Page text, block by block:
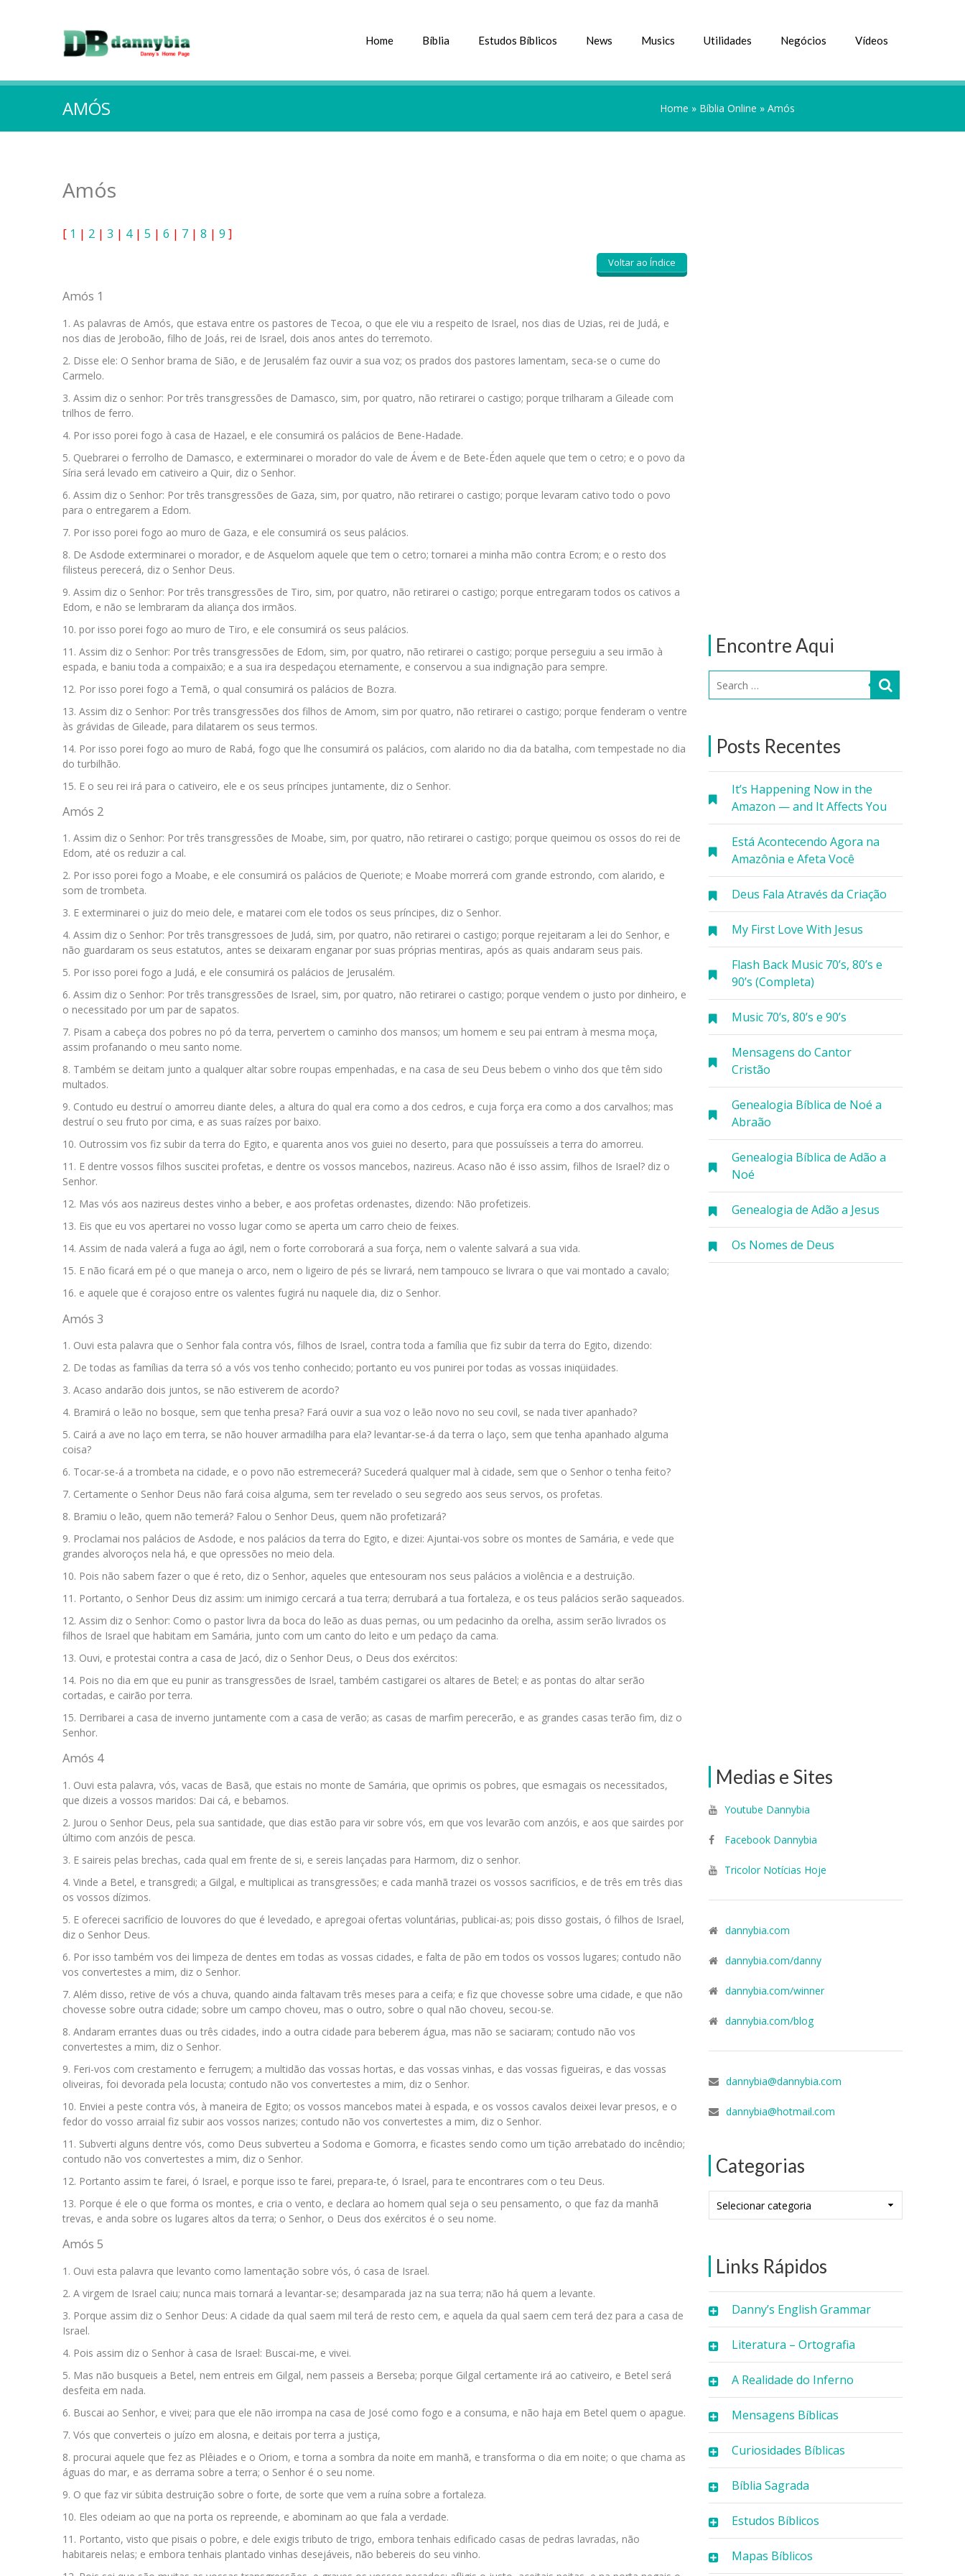
Home Bíblia Estudos Bíblicos News Musics Utilidades Negócios Vídeos
AMÓS Home » Bíblia Online » Amós
Encontre Aqui
Posts Recentes
It’s Happening Now in the
Amazon — and It Affects You
Está Acontecendo Agora na
Amazônia e Afeta Você
Deus Fala Através da Criação
My First Love With Jesus
Flash Back Music 70’s, 80’s e
90’s (Completa)
Music 70’s, 80’s e 90’s
Mensagens do Cantor
Cristão
Genealogia Bíblica de Noé a
Abraão
Genealogia Bíblica de Adão a
Noé
Genealogia de Adão a Jesus
Os Nomes de Deus
Medias e Sites
Youtube Dannybia
Facebook Dannybia
Tricolor Notícias Hoje
dannybia.com
dannybia.com/danny
dannybia.com/winner
dannybia.com/blog
dannybia@dannybia.com
dannybia@hotmail.com
Categorias
Links Rápidos
Danny’s English Grammar
Literatura – Ortografia
A Realidade do Inferno
Mensagens Bíblicas
Curiosidades Bíblicas
Bíblia Sagrada
Estudos Bíblicos
Mapas Bíblicos
Amós
[ 1 | 2 | 3 | 4| 5 | 6 | 7 | 8 | 9 ]
Voltar ao Índice
Amós 1
As palavras de Amós, que estava entre os pastores de Tecoa, o que ele viu a respeito de Israel, nos dias de Uzias, rei de Judá, e
nos dias de Jeroboão, filho de Joás, rei de Israel, dois anos antes do terremoto.
Disse ele: O Senhor brama de Sião, e de Jerusalém faz ouvir a sua voz; os prados dos pastores lamentam, seca-se o cume do
Carmelo.
Assim diz o senhor: Por três transgressões de Damasco, sim, por quatro, não retirarei o castigo; porque trilharam a Gileade com
trilhos de ferro.
Por isso porei fogo à casa de Hazael, e ele consumirá os palácios de Bene-Hadade.
Quebrarei o ferrolho de Damasco, e exterminarei o morador do vale de Ávem e de Bete-Éden aquele que tem o cetro; e o povo da
Síria será levado em cativeiro a Quir, diz o Senhor.
Assim diz o Senhor: Por três transgressões de Gaza, sim, por quatro, não retirarei o castigo; porque levaram cativo todo o povo
para o entregarem a Edom.
Por isso porei fogo ao muro de Gaza, e ele consumirá os seus palácios.
De Asdode exterminarei o morador, e de Asquelom aquele que tem o cetro; tornarei a minha mão contra Ecrom; e o resto dos
filisteus perecerá, diz o Senhor Deus.
Assim diz o Senhor: Por três transgressões de Tiro, sim, por quatro, não retirarei o castigo; porque entregaram todos os cativos a
Edom, e não se lembraram da aliança dos irmãos.
por isso porei fogo ao muro de Tiro, e ele consumirá os seus palácios.
Assim diz o Senhor: Por três transgressões de Edom, sim, por quatro, não retirarei o castigo; porque perseguiu a seu irmão à
espada, e baniu toda a compaixão; e a sua ira despedaçou eternamente, e conservou a sua indignação para sempre.
Por isso porei fogo a Temã, o qual consumirá os palácios de Bozra.
Assim diz o Senhor: Por três transgressões dos filhos de Amom, sim por quatro, não retirarei o castigo; porque fenderam o ventre
às grávidas de Gileade, para dilatarem os seus termos.
Por isso porei fogo ao muro de Rabá, fogo que lhe consumirá os palácios, com alarido no dia da batalha, com tempestade no dia
do turbilhão.
E o seu rei irá para o cativeiro, ele e os seus príncipes juntamente, diz o Senhor.
Amós 2
Assim diz o Senhor: Por três transgressões de Moabe, sim, por quatro, não retirarei o castigo; porque queimou os ossos do rei de
Edom, até os reduzir a cal.
Por isso porei fogo a Moabe, e ele consumirá os palácios de Queriote; e Moabe morrerá com grande estrondo, com alarido, e
som de trombeta.
E exterminarei o juiz do meio dele, e matarei com ele todos os seus príncipes, diz o Senhor.
Assim diz o Senhor: Por três transgressoes de Judá, sim, por quatro, não retirarei o castigo; porque rejeitaram a lei do Senhor, e
não guardaram os seus estatutos, antes se deixaram enganar por suas próprias mentiras, após as quais andaram seus pais.
Por isso porei fogo a Judá, e ele consumirá os palácios de Jerusalém.
Assim diz o Senhor: Por três transgressões de Israel, sim, por quatro, não retirarei o castigo; porque vendem o justo por dinheiro, e
o necessitado por um par de sapatos.
Pisam a cabeça dos pobres no pó da terra, pervertem o caminho dos mansos; um homem e seu pai entram à mesma moça,
assim profanando o meu santo nome.
Também se deitam junto a qualquer altar sobre roupas empenhadas, e na casa de seu Deus bebem o vinho dos que têm sido
multados.
Contudo eu destruí o amorreu diante deles, a altura do qual era como a dos cedros, e cuja força era como a dos carvalhos; mas
destruí o seu fruto por cima, e as suas raízes por baixo.
Outrossim vos fiz subir da terra do Egito, e quarenta anos vos guiei no deserto, para que possuísseis a terra do amorreu.
E dentre vossos filhos suscitei profetas, e dentre os vossos mancebos, nazireus. Acaso não é isso assim, filhos de Israel? diz o
Senhor.
Mas vós aos nazireus destes vinho a beber, e aos profetas ordenastes, dizendo: Não profetizeis.
Eis que eu vos apertarei no vosso lugar como se aperta um carro cheio de feixes.
Assim de nada valerá a fuga ao ágil, nem o forte corroborará a sua força, nem o valente salvará a sua vida.
E não ficará em pé o que maneja o arco, nem o ligeiro de pés se livrará, nem tampouco se livrara o que vai montado a cavalo;
e aquele que é corajoso entre os valentes fugirá nu naquele dia, diz o Senhor.
Amós 3
Ouvi esta palavra que o Senhor fala contra vós, filhos de Israel, contra toda a família que fiz subir da terra do Egito, dizendo:
De todas as famílias da terra só a vós vos tenho conhecido; portanto eu vos punirei por todas as vossas iniqüidades.
Acaso andarão dois juntos, se não estiverem de acordo?
Bramirá o leão no bosque, sem que tenha presa? Fará ouvir a sua voz o leão novo no seu covil, se nada tiver apanhado?
Cairá a ave no laço em terra, se não houver armadilha para ela? levantar-se-á da terra o laço, sem que tenha apanhado alguma
coisa?
Tocar-se-á a trombeta na cidade, e o povo não estremecerá? Sucederá qualquer mal à cidade, sem que o Senhor o tenha feito?
Certamente o Senhor Deus não fará coisa alguma, sem ter revelado o seu segredo aos seus servos, os profetas.
Bramiu o leão, quem não temerá? Falou o Senhor Deus, quem não profetizará?
Proclamai nos palácios de Asdode, e nos palácios da terra do Egito, e dizei: Ajuntai-vos sobre os montes de Samária, e vede que
grandes alvoroços nela há, e que opressões no meio dela.
Pois não sabem fazer o que é reto, diz o Senhor, aqueles que entesouram nos seus palácios a violência e a destruição.
Portanto, o Senhor Deus diz assim: um inimigo cercará a tua terra; derrubará a tua fortaleza, e os teus palácios serão saqueados.
Assim diz o Senhor: Como o pastor livra da boca do leão as duas pernas, ou um pedacinho da orelha, assim serão livrados os
filhos de Israel que habitam em Samária, junto com um canto do leito e um pedaço da cama.
Ouvi, e protestai contra a casa de Jacó, diz o Senhor Deus, o Deus dos exércitos:
Pois no dia em que eu punir as transgressões de Israel, também castigarei os altares de Betel; e as pontas do altar serão
cortadas, e cairão por terra.
Derribarei a casa de inverno juntamente com a casa de verão; as casas de marfim perecerão, e as grandes casas terão fim, diz o
Senhor.
Amós 4
Ouvi esta palavra, vós, vacas de Basã, que estais no monte de Samária, que oprimis os pobres, que esmagais os necessitados,
que dizeis a vossos maridos: Dai cá, e bebamos.
Jurou o Senhor Deus, pela sua santidade, que dias estão para vir sobre vós, em que vos levarão com anzóis, e aos que sairdes por
último com anzóis de pesca.
E saireis pelas brechas, cada qual em frente de si, e sereis lançadas para Harmom, diz o senhor.
Vinde a Betel, e transgredi; a Gilgal, e multiplicai as transgressões; e cada manhã trazei os vossos sacrifícios, e de três em três dias
os vossos dízimos.
E oferecei sacrifício de louvores do que é levedado, e apregoai ofertas voluntárias, publicai-as; pois disso gostais, ó filhos de Israel,
diz o Senhor Deus.
Por isso também vos dei limpeza de dentes em todas as vossas cidades, e falta de pão em todos os vossos lugares; contudo não
vos convertestes a mim, diz o Senhor.
Além disso, retive de vós a chuva, quando ainda faltavam três meses para a ceifa; e fiz que chovesse sobre uma cidade, e que não
chovesse sobre outra cidade; sobre um campo choveu, mas o outro, sobre o qual não choveu, secou-se.
Andaram errantes duas ou três cidades, indo a outra cidade para beberem água, mas não se saciaram; contudo não vos
convertestes a mim, diz o Senhor.
Feri-vos com crestamento e ferrugem; a multidão das vossas hortas, e das vossas vinhas, e das vossas figueiras, e das vossas
oliveiras, foi devorada pela locusta; contudo não vos convertestes a mim, diz o Senhor.
Enviei a peste contra vós, à maneira de Egito; os vossos mancebos matei à espada, e os vossos cavalos deixei levar presos, e o
fedor do vosso arraial fiz subir aos vossos narizes; contudo não vos convertestes a mim, diz o Senhor.
Subverti alguns dentre vós, como Deus subverteu a Sodoma e Gomorra, e ficastes sendo como um tição arrebatado do incêndio;
contudo não vos convertestes a mim, diz o Senhor.
Portanto assim te farei, ó Israel, e porque isso te farei, prepara-te, ó Israel, para te encontrares com o teu Deus.
Porque é ele o que forma os montes, e cria o vento, e declara ao homem qual seja o seu pensamento, o que faz da manhã
trevas, e anda sobre os lugares altos da terra; o Senhor, o Deus dos exércitos é o seu nome.
Amós 5
Ouvi esta palavra que levanto como lamentação sobre vós, ó casa de Israel.
A virgem de Israel caiu; nunca mais tornará a levantar-se; desamparada jaz na sua terra; não há quem a levante.
Porque assim diz o Senhor Deus: A cidade da qual saem mil terá de resto cem, e aquela da qual saem cem terá dez para a casa de
Israel.
Pois assim diz o Senhor à casa de Israel: Buscai-me, e vivei.
Mas não busqueis a Betel, nem entreis em Gilgal, nem passeis a Berseba; porque Gilgal certamente irá ao cativeiro, e Betel será
desfeita em nada.
Buscai ao Senhor, e vivei; para que ele não irrompa na casa de José como fogo e a consuma, e não haja em Betel quem o apague.
Vós que converteis o juízo em alosna, e deitais por terra a justiça,
procurai aquele que fez as Plêiades e o Oriom, e torna a sombra da noite em manhã, e transforma o dia em noite; o que chama as
águas do mar, e as derrama sobre a terra; o Senhor é o seu nome.
O que faz vir súbita destruição sobre o forte, de sorte que vem a ruína sobre a fortaleza.
Eles odeiam ao que na porta os repreende, e abominam ao que fala a verdade.
Portanto, visto que pisais o pobre, e dele exigis tributo de trigo, embora tenhais edificado casas de pedras lavradas, não
habitareis nelas; e embora tenhais plantado vinhas desejáveis, não bebereis do seu vinho.